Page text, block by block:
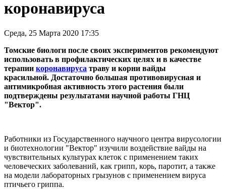
коронавируса
Среда, 25 Марта 2020 17:35
Томские биологи после своих экспериментов рекомендуют
использовать в профилактических целях и в качестве
терапии коронавируса траву и корни вайды
красильной. Достаточно большая противовирусная и
антимикробная активность этого растения были
подтверждены результатами научной работы ГНЦ
"Вектор".
Работники из Государственного научного центра вирусологии
и биотехнологии "Вектор" изучили воздействие вайды на
чувствительных культурах клеток с применением таких
человеческих заболеваний, как грипп, корь, паротит, а также
на модели лабораторных грызунов с применением вируса
птичьего гриппа.